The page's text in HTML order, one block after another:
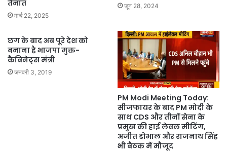
तैनात
मार्च 22, 2025
जून 28, 2024
छग के बाद अब पूरे देश को
बनाना है भाजपा मुक्त-
कैबिनेट्स मंत्री
जनवरी 3, 2019
PM Modi Meeting Today:
सीजफायर के बाद PM मोदी के
साथ CDS और तीनों सेना के
प्रमुख की हाई लेवल मीटिंग,
अजीत डोभाल और राजनाथ सिंह
भी बैठक में मौजूद